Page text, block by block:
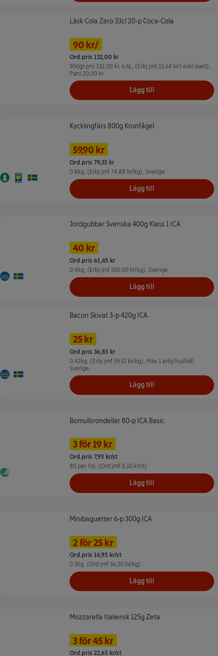
Läsk Cola Zero 33cl 20-p Coca-ColaLäsk Cola Zero 33cl 20-p Coca-Cola
Pris
Tidigare pris
90 kr/
Ord.pris 132,00 kr
30dgr.pris 132,00 kr,6.6L, (Erbj jmf 13,64 kr/l exkl pant),
Pant 20,00 kr
Lägg till
Kycklingfärs 800g Kronfågel
Nyckelhålet
Svensk Fågel
Ursprungsland Sverige
Kycklingfärs 800g Kronfågel
Pris
Tidigare pris
59,90 kr
Ord.pris 79,35 kr
0.8kg , (Erbj jmf 74,88 kr/kg) , Sverige
Lägg till
Jordgubbar Svenska 400g Klass 1 ICA
Från Sverige
Ursprungsland Sverige
Jordgubbar Svenska 400g Klass 1 ICA
Pris
Tidigare pris
40 kr
Ord.pris 61,45 kr
0.4kg , (Erbj jmf 100,00 kr/kg) , Sverige
Lägg till
Bacon Skivat 3-p 420g ICA
Kött från Sverige
Ursprungsland Sverige
Bacon Skivat 3-p 420g ICA
Pris
Tidigare pris
25 kr
Ord.pris 36,85 kr
0.42kg , (Erbj jmf 59,52 kr/kg) , Max 1 erbj/hushåll
Sverige
Lägg till
Bomullsrondeller 80-p ICA Basic
Svanen
Bomullsrondeller 80-p ICA Basic
Pris
3 för 19 kr
Ord.pris 7,95 kr/st
80 per frp , (Ord jmf 0,10 kr/st)
Lägg till
Minibaguetter 6-p 300g ICAMinibaguetter 6-p 300g ICA
Pris
2 för 25 kr
Ord.pris 16,95 kr/st
0.3kg, (Ord jmf 56,50 kr/kg)
Lägg till
Mozzarella Italiensk 125g ZetaMozzarella Italiensk 125g Zeta
Pris
3 för 45 kr
Ord.pris 22,65 kr/st